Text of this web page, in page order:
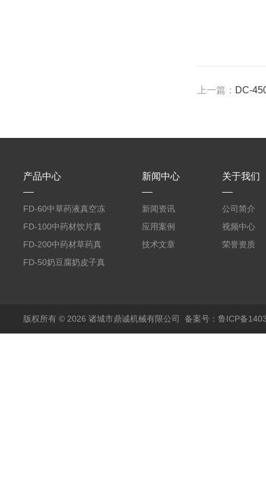
上一篇： DC-
产品中心
FD-60中草药液真空冻
干机
FD-100中药材饮片真
空冻干机
FD-200中药材草药真
空冻干机
FD-50奶豆腐奶皮子真
新闻中心
新闻资讯
应用案例
技术文章
关于我们
公司简介
视频中心
荣誉资质
版权所有 © 2026 诸城市鼎诚机械有限公司 备案号：鲁ICP备